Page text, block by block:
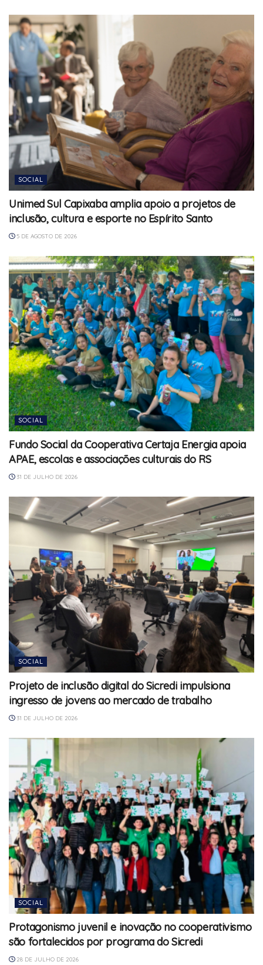
SOCIAL
Unimed Sul Capixaba amplia apoio a projetos de
inclusão, cultura e esporte no Espírito Santo
5 DE AGOSTO DE 2026
SOCIAL
Fundo Social da Cooperativa Certaja Energia apoia
APAE, escolas e associações culturais do RS
31 DE JULHO DE 2026
SOCIAL
Projeto de inclusão digital do Sicredi impulsiona
ingresso de jovens ao mercado de trabalho
31 DE JULHO DE 2026
SOCIAL
Protagonismo juvenil e inovação no cooperativismo
são fortalecidos por programa do Sicredi
28 DE JULHO DE 2026